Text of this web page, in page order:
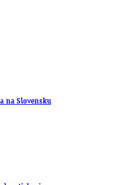
na Slovensku